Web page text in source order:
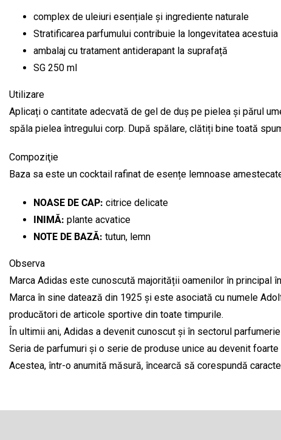
complex de uleiuri esențiale și ingrediente naturale
Stratificarea parfumului contribuie la longevitatea acestuia
ambalaj cu tratament antiderapant la suprafață
SG 250 ml
Utilizare
Aplicați o cantitate adecvată de gel de duș pe pielea și părul
spăla pielea întregului corp. După spălare, clătiți bine toată
Compoziţie
Baza sa este un cocktail rafinat de esențe lemnoase
NOASE DE CAP: citrice delicate
INIMĂ: plante acvatice
NOTE DE BAZĂ: tutun, lemn
Observa
Marca Adidas este cunoscută majorității oamenilor în principal
Marca în sine datează din 1925 și este asociată cu numele
producători de articole sportive din toate timpurile.
În ultimii ani, Adidas a devenit cunoscut și în sectorul
Seria de parfumuri și o serie de produse unice au devenit
Acestea, într-o anumită măsură, încearcă să corespundă